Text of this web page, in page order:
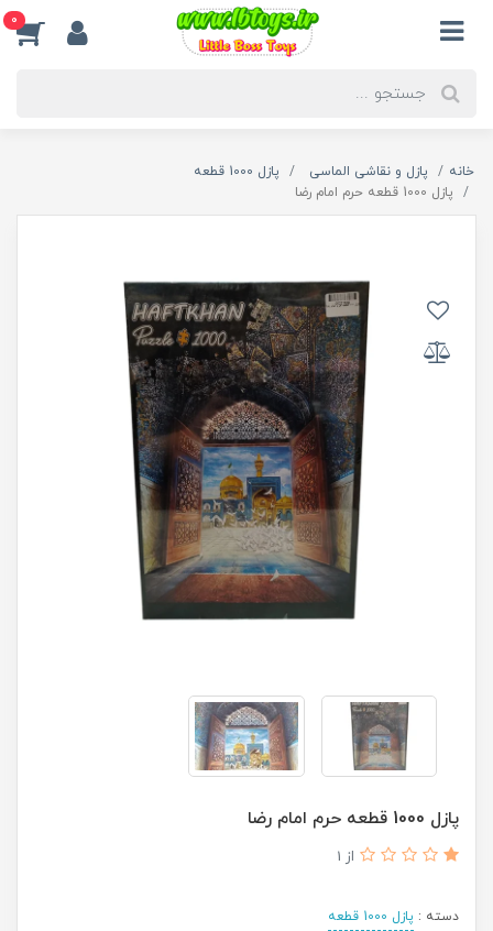
0
خانه پازل و نقاشی الماسی
پازل 1000 قطعه
پازل 1000 قطعه حرم امام رضا
پازل 1000 قطعه حرم امام رضا
از 1
دسته : پازل 1000 قطعه